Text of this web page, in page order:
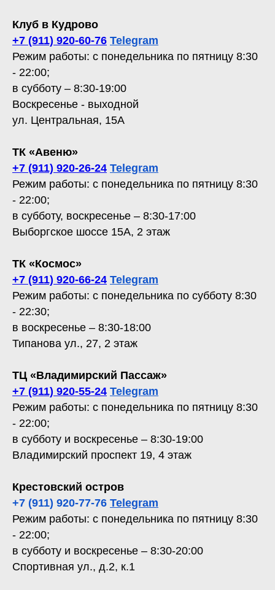
Клуб в Кудрово
+7 (911) 920-60-76 Telegram
Режим работы: с понедельника по пятницу 8:30
- 22:00;
в субботу – 8:30-19:00
Воскресенье - выходной
ул. Центральная, 15А
ТК «Авеню»
+7 (911) 920-26-24 Telegram
Режим работы: с понедельника по пятницу 8:30
- 22:00;
в субботу, воскресенье – 8:30-17:00
Выборгское шоссе 15А, 2 этаж
ТК «Космос»
+7 (911) 920-66-24 Telegram
Режим работы: с понедельника по субботу 8:30
- 22:30;
в воскресенье – 8:30-18:00
Типанова ул., 27, 2 этаж
ТЦ «Владимирский Пассаж»
+7 (911) 920-55-24 Telegram
Режим работы: с понедельника по пятницу 8:30
- 22:00;
в субботу и воскресенье – 8:30-19:00
Владимирский проспект 19, 4 этаж
Крестовский остров
+7 (911) 920-77-76 Telegram
Режим работы: с понедельника по пятницу 8:30
- 22:00;
в субботу и воскресенье – 8:30-20:00
Спортивная ул., д.2, к.1